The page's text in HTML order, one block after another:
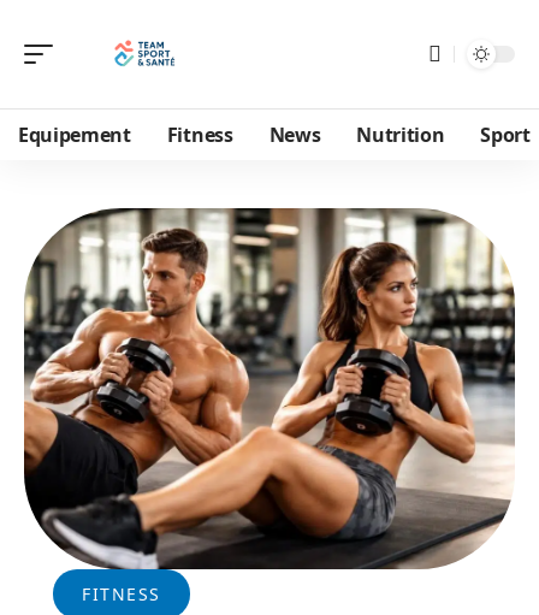
Equipement Fitness News Nutrition Sport
FITNESS